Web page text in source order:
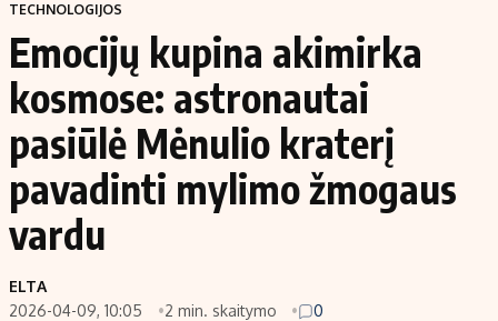
Aplinka
Verslas
Energetika
Politika
NT ir statybos
Žemės ūkis
Technologijos
Investavimas
Nedarbo išmokos skaičiuoklė
TECHNOLOGIJOS
Emocijų kupina akimirka
kosmose: astronautai
pasiūlė Mėnulio kraterį
pavadinti mylimo žmogaus
vardu
ELTA
2026-04-09, 10:05
2 min. skaitymo 0